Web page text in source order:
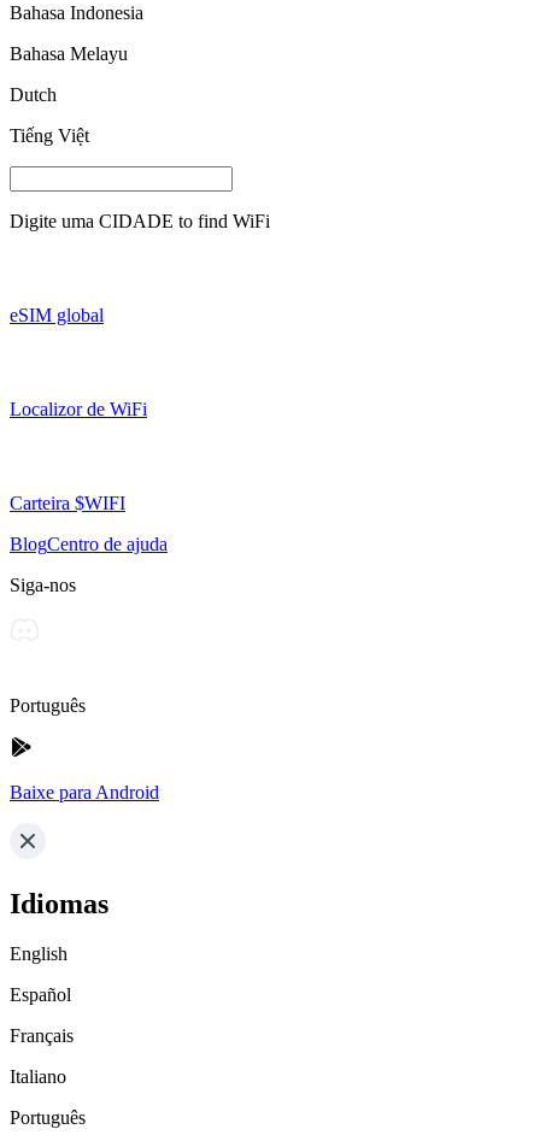
Bahasa Indonesia
Bahasa Melayu
Dutch
Tiếng Việt
Digite uma CIDADE to find WiFi
eSIM global
Localizor de WiFi
Carteira $WIFI
BlogCentro de ajuda
Siga-nos
Português
Baixe para Android
Idiomas
English
Español
Français
Italiano
Português